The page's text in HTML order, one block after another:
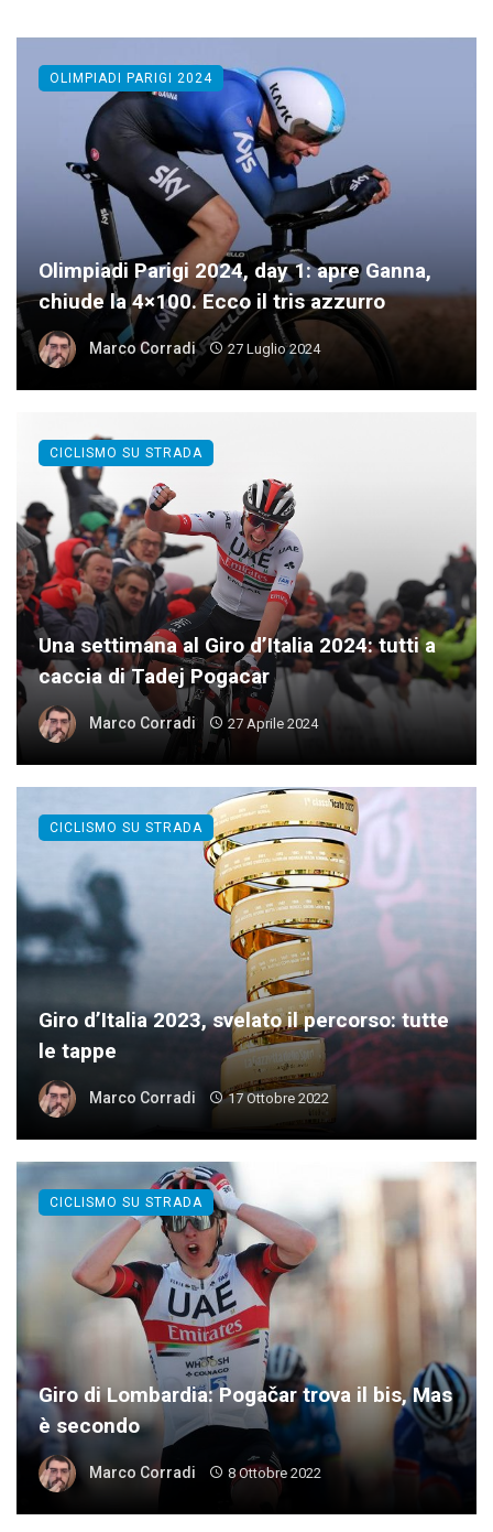
Olimpiadi Parigi 2024, day 1: apre Ganna,
chiude la 4×100. Ecco il tris azzurro
Marco Corradi 27 Luglio 2024
OLIMPIADI PARIGI 2024
Una settimana al Giro d’Italia 2024: tutti a
caccia di Tadej Pogacar
Marco Corradi 27 Aprile 2024
CICLISMO SU STRADA
Giro d’Italia 2023, svelato il percorso: tutte
le tappe
Marco Corradi 17 Ottobre 2022
CICLISMO SU STRADA
Giro di Lombardia: Pogačar trova il bis, Mas
è secondo
Marco Corradi 8 Ottobre 2022
CICLISMO SU STRADA